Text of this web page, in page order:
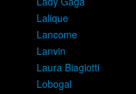
Lalique
Lancome
Lanvin
Laura Biagiotti
Lobogal